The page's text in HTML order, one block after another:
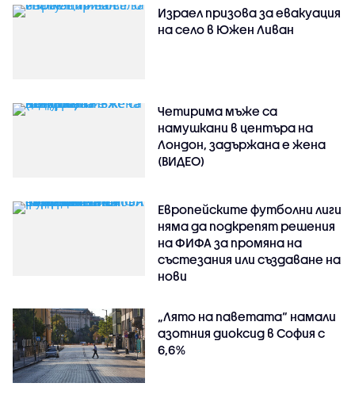
Израел призова за евакуация
на село в Южен Ливан
Четирима мъже са
намушкани в центъра на
Лондон, задържана е жена
(ВИДЕО)
Европейските футболни лиги
няма да подкрепят решения
на ФИФА за промяна на
състезания или създаване на
нови
„Лято на паветата“ намали
азотния диоксид в София с
6,6%